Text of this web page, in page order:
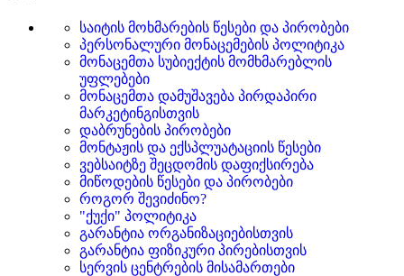
საიტის მოხმარების წესები და პირობები
პერსონალური მონაცემების პოლიტიკა
მონაცემთა სუბიექტის მომხმარებლის
უფლებები
მონაცემთა დამუშავება პირდაპირი
მარკეტინგისთვის
დაბრუნების პირობები
მონტაჟის და ექსპლუატაციის წესები
ვებსაიტზე შეცდომის დაფიქსირება
მიწოდების წესები და პირობები
როგორ შევიძინო?
"ქუქი" პოლიტიკა
გარანტია ორგანიზაციებისთვის
გარანტია ფიზიკური პირებისთვის
სერვის ცენტრების მისამართები